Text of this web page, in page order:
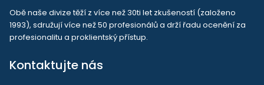
Obě naše divize těží z více než 30ti let zkušeností (založeno
1993), sdružují více než 50 profesionálů a drží řadu ocenění za
profesionalitu a proklientský přístup.
Kontaktujte nás